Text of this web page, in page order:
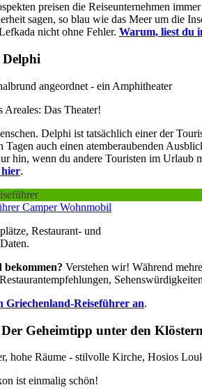
preisen die Reiseunternehmen
sagen, so blau wie das Meer um die
nicht ohne Fehler. Warum, liest du
Areales: Das Theater!
Delphi ist tatsächlich einer der
Tagen auch einen atemberaubenden
hin, wenn du andere Touristen im Urlaub
hier.
Restaurant- und
Verstehen wir! Während
Griechenland-Reiseführer an.
Geheimtipp unter den
ist einmalig schön!